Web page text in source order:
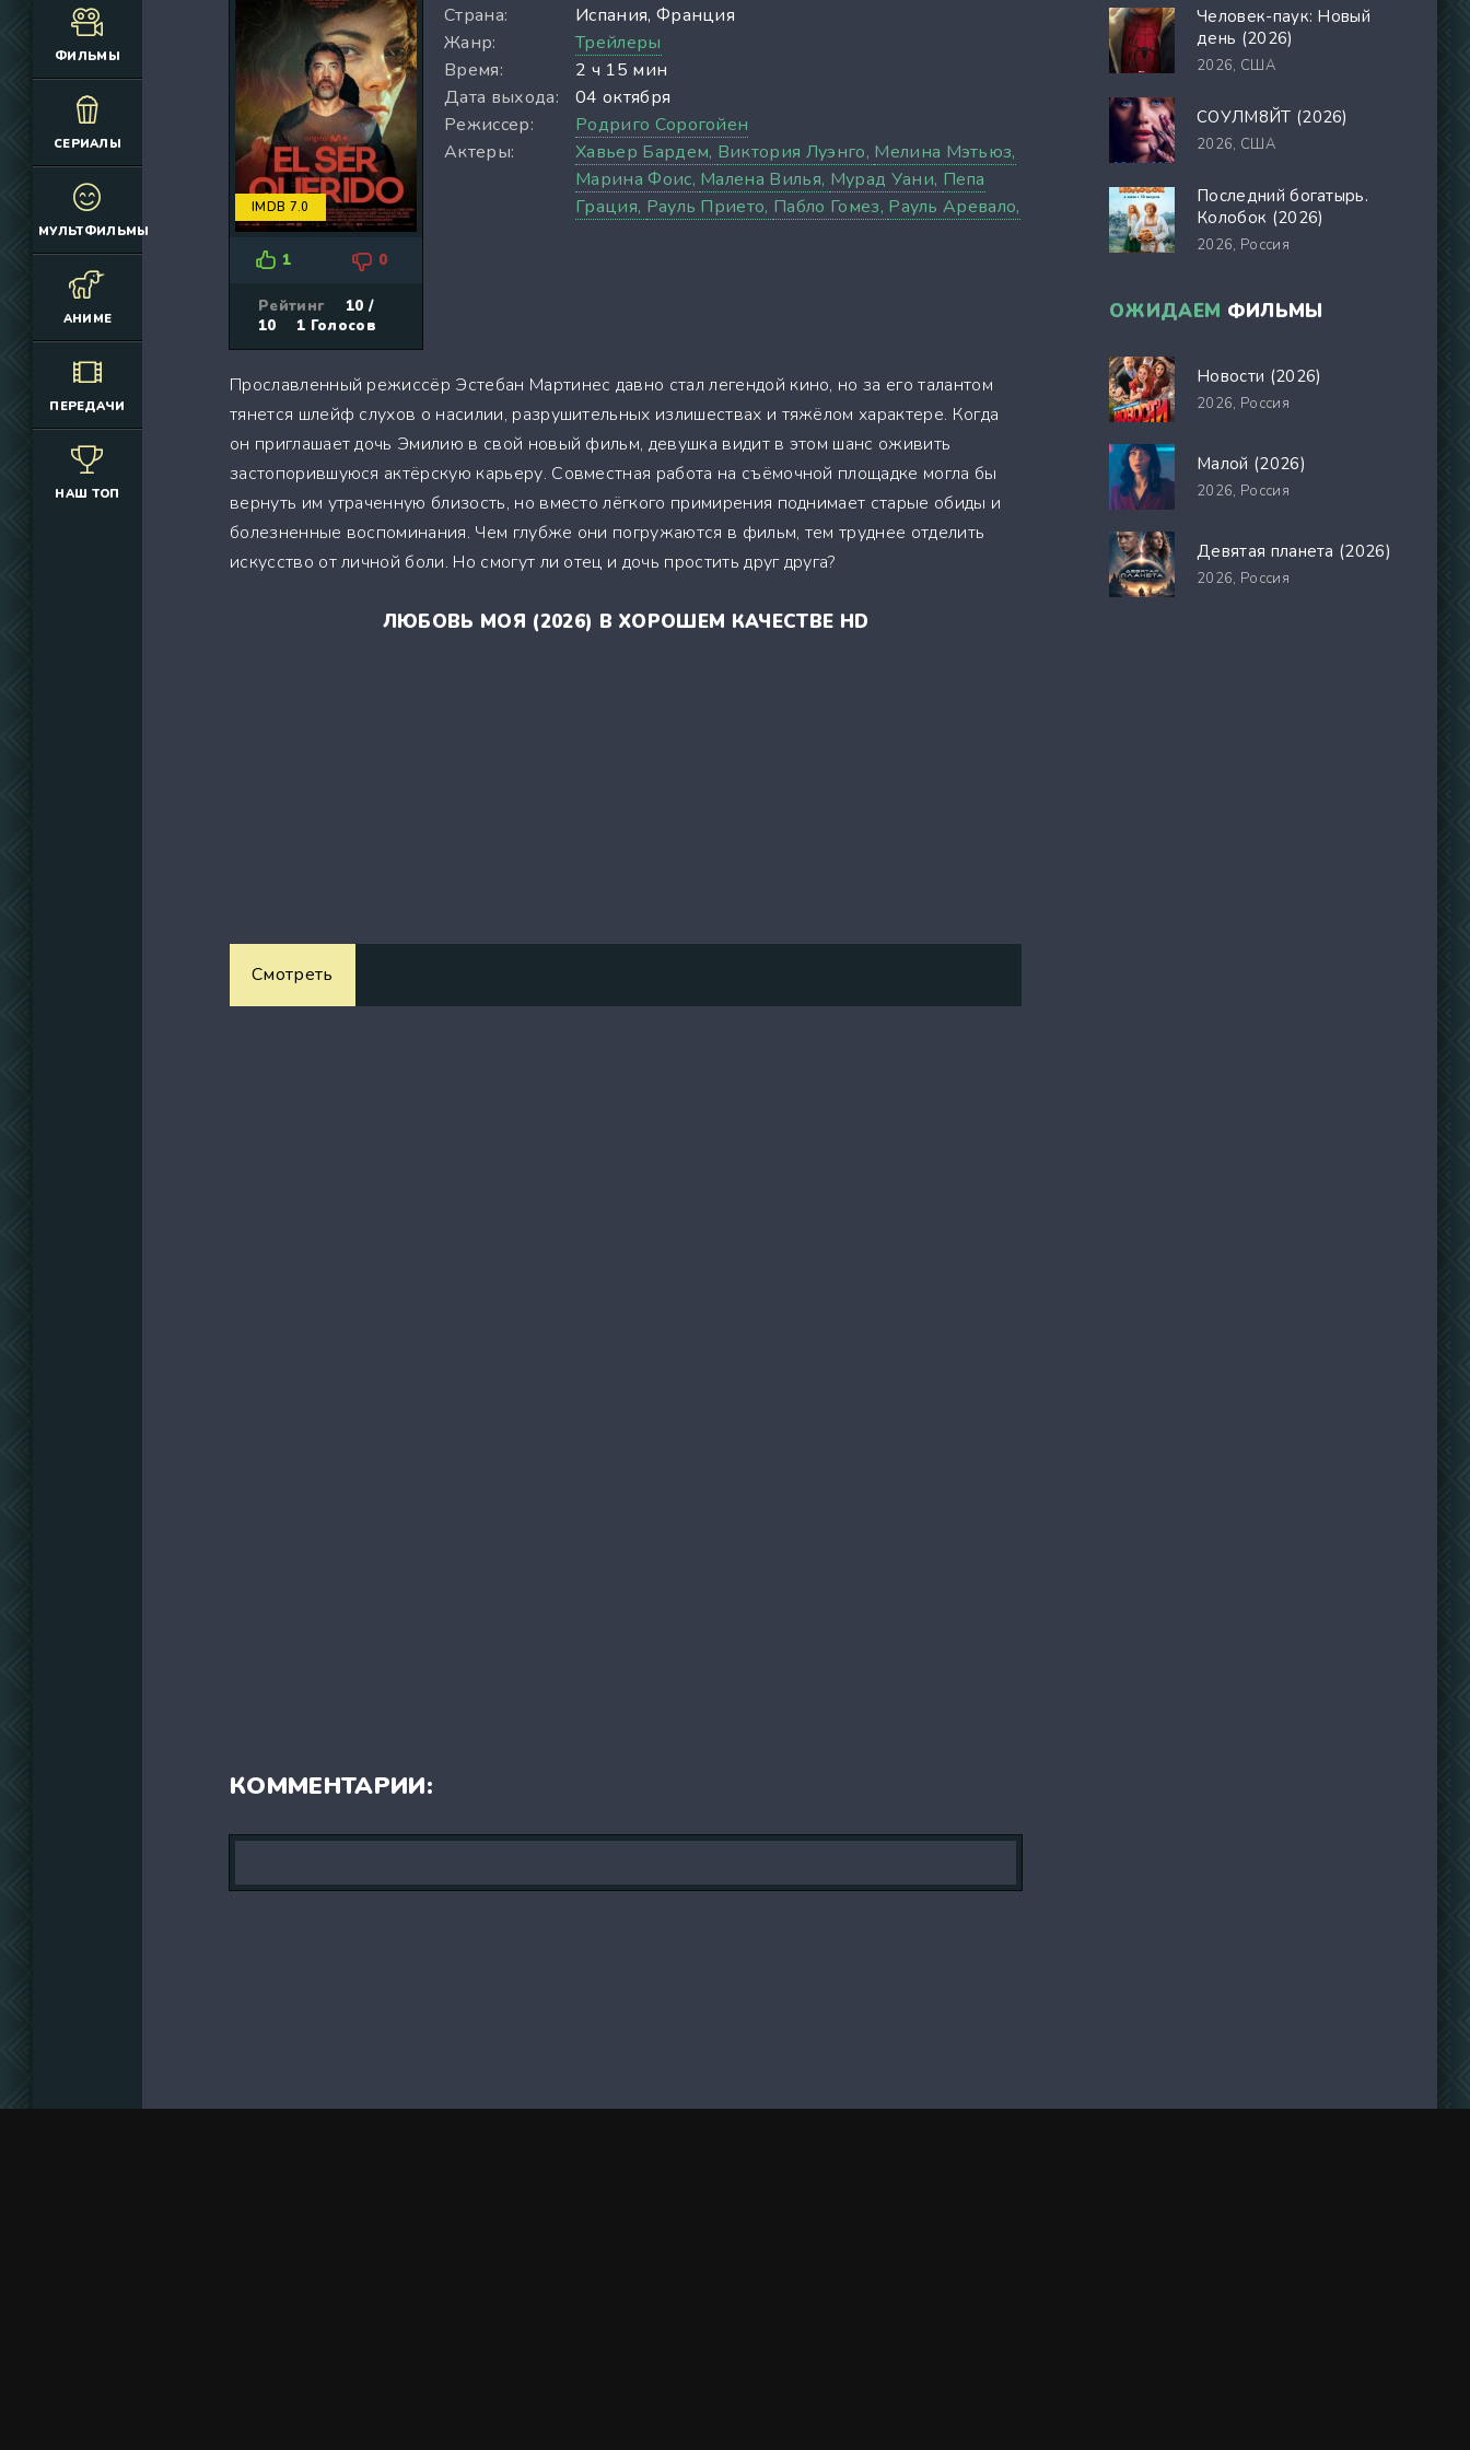
ФИЛЬМЫ
(12925)
(4392)
(6692)
(2645)
(2752)
(2164)
(10686)
(7063)
(3006)
(308)
(4415)
(3222)
(3576)
(576)
(34291)
(39129)
(737)
СЕРИАЛЫ
(3076)
(2166)
(660)
(1830)
(324)
(884)
(12174)
(335)
МУЛЬТФИЛЬМЫ
АНИМЕ
ПЕРЕДАЧИ
НАШ ТОП
IMDB 7.0
1 0
Рейтинг
10 /
10
1 Голосов
Страна:
Испания, Франция
Жанр:
Трейлеры
Время:
2 ч 15 мин
Дата выхода:
04 октября
Режиссер:
Родриго Сорогойен
Актеры:
Хавьер Бардем, Виктория Луэнго, Мелина Мэтьюз,
Марина Фоис, Малена Вилья, Мурад Уани, Пепа
Грация, Рауль Прието, Пабло Гомез, Рауль Аревало,
Прославленный режиссёр Эстебан Мартинес давно стал легендой кино, но за его талантом
тянется шлейф слухов о насилии, разрушительных излишествах и тяжёлом характере. Когда
он приглашает дочь Эмилию в свой новый фильм, девушка видит в этом шанс оживить
застопорившуюся актёрскую карьеру. Совместная работа на съёмочной площадке могла бы
вернуть им утраченную близость, но вместо лёгкого примирения поднимает старые обиды и
болезненные воспоминания. Чем глубже они погружаются в фильм, тем труднее отделить
искусство от личной боли. Но смогут ли отец и дочь простить друг друга?
ЛЮБОВЬ МОЯ (2026) В ХОРОШЕМ КАЧЕСТВЕ HD
Смотреть
КОММЕНТАРИИ:
Человек-паук: Новый
день (2026)
2026, США
СОУЛМ8ЙТ (2026)
2026, США
Последний богатырь.
Колобок (2026)
2026, Россия
ОЖИДАЕМ ФИЛЬМЫ
Новости (2026)
2026, Россия
Малой (2026)
2026, Россия
Девятая планета (2026)
2026, Россия